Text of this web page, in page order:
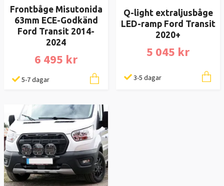
Frontbåge Misutonida
63mm ECE-Godkänd
Ford Transit 2014-
2024
6 495 kr
5-7 dagar
Q-light extraljusbåge
LED-ramp Ford Transit
2020+
5 045 kr
3-5 dagar